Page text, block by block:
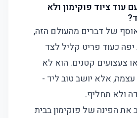
עוד ציוד פוקימון ולא
של דברים מהעולם הזה,
כעוד פריט קליל לצד
צעצועים קטנים. הוא לא
אלא יושב טוב ליד -
ולא תחליף.
את הפינה של פוקימון בבית